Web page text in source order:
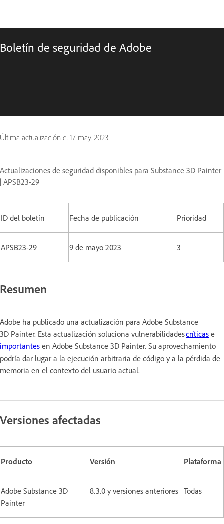
Boletín de seguridad de Adobe
Última actualización el 17 may. 2023
Actualizaciones de seguridad disponibles para Substance 3D Painter
| APSB23-29
ID del boletín Fecha de publicación Prioridad
APSB23-29 9 de mayo 2023 3
Resumen
Adobe ha publicado una actualización para Adobe Substance
3D Painter. Esta actualización soluciona vulnerabilidadescríticas e
importantes en Adobe Substance 3D Painter. Su aprovechamiento
podría dar lugar a la ejecución arbitraria de código y a la pérdida de
memoria en el contexto del usuario actual.
Versiones afectadas
Producto Versión Plataforma
Adobe Substance 3D
Painter
8.3.0 y versiones anteriores Todas